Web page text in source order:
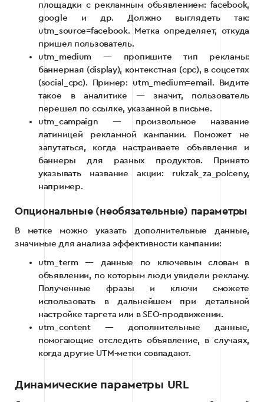
площадки с рекламным объявлением: facebook,
google и др. Должно выглядеть так:
utm_source=facebook. Метка определяет, откуда
пришел пользователь.
utm_medium — пропишите тип рекламы:
баннерная (display), контекстная (cpc), в соцсетях
(social_cpc). Пример: utm_medium=email. Видите
такое в аналитике — значит, пользователь
перешел по ссылке, указанной в письме.
utm_campaign — произвольное название
латиницей рекламной кампании. Поможет не
запутаться, когда настраиваете объявления и
баннеры для разных продуктов. Принято
указывать название акции: rukzak_za_polceny,
например.
Опциональные (необязательные) параметры
В метке можно указать дополнительные данные,
значимые для анализа эффективности кампании:
utm_term — данные по ключевым словам в
объявлении, по которым люди увидели рекламу.
Полученные фразы и ключи сможете
использовать в дальнейшем при детальной
настройке таргета или в SEO-продвижении.
utm_content — дополнительные данные,
помогающие отследить объявление, в случаях,
когда другие UTM-метки совпадают.
Динамические параметры URL